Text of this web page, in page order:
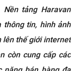
Nền tảng Haravan
thông tin, hình ảnh
lên thế giới internet
còn cung cấp các